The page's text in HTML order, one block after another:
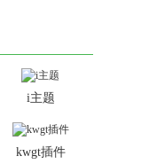
i主题
kwgt插件